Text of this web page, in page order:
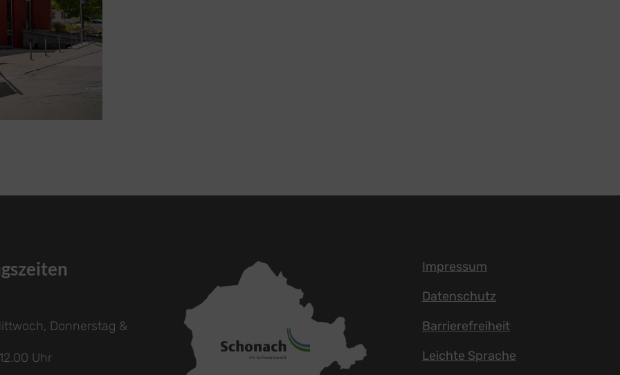
Donnerstag &
Uhr
Impressum
Datenschutz
Barrierefreiheit
Leichte Sprache